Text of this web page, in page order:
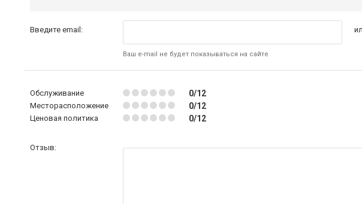
Введите email:
Ваш e-mail не будет показываться на сайте
Обслуживание 0/12
Месторасположение 0/12
Ценовая политика 0/12
Отзыв: